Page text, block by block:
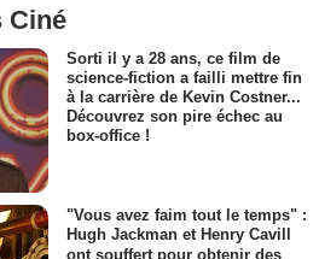
Ciné
Sorti il y a 28 ans, ce film de
science-fiction a failli mettre fin
à la carrière de Kevin Costner...
Découvrez son pire échec au
box-office !
"Vous avez faim tout le temps" :
Hugh Jackman et Henry Cavill
ont souffert pour obtenir des